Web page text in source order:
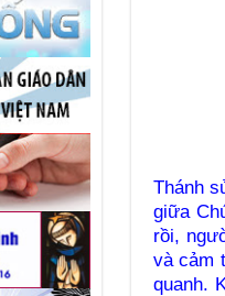
Thánh
giữa
rồi,
và cảm
quanh.